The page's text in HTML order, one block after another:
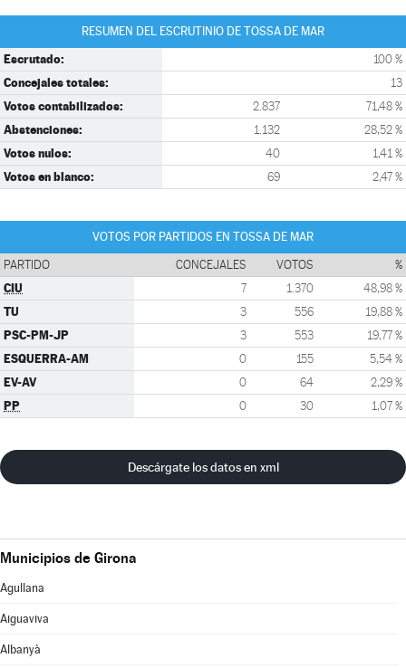
RESUMEN DEL ESCRUTINIO DE TOSSA DE MAR
Escrutado: 100 %
Concejales totales: 13
Votos contabilizados: 2.837 71,48 %
Abstenciones: 1.132 28,52 %
Votos nulos: 40 1,41 %
Votos en blanco: 69 2,47 %
VOTOS POR PARTIDOS EN TOSSA DE MAR
PARTIDO CONCEJALES VOTOS %
CIU 7 1.370 48,98 %
TU 3 556 19,88 %
PSC-PM-JP 3 553 19,77 %
ESQUERRA-AM 0 155 5,54 %
EV-AV 0 64 2,29 %
PP 0 30 1,07 %
Descárgate los datos en xml
Municipios de Girona
Agullana
Aiguaviva
Albanyà